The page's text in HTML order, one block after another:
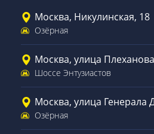
Москва, Никулинская, 18
Озёрная
Москва, улица
Шоссе Энтузиастов
Москва, улица Генерала
Озёрная